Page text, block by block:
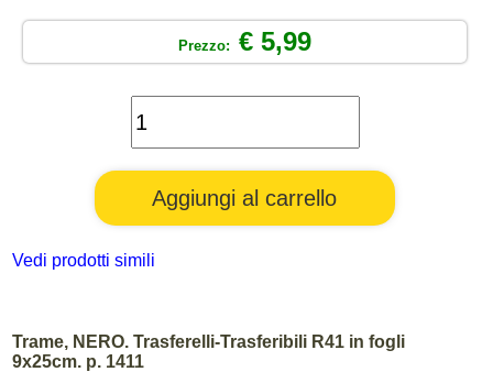
Prezzo: € 5,99
Vedi prodotti simili
Trame, NERO. Trasferelli-Trasferibili R41 in fogli
9x25cm. p. 1411